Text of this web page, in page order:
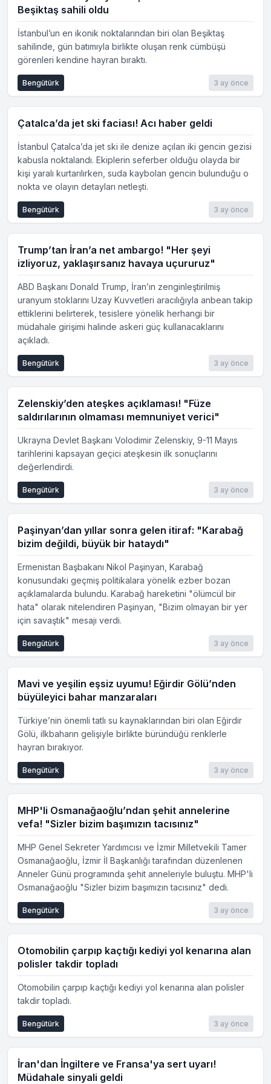
Beşiktaş sahili oldu
İstanbul’un en ikonik noktalarından biri olan Beşiktaş
sahilinde, gün batımıyla birlikte oluşan renk cümbüşü
görenleri kendine hayran bıraktı.
3 ay önce
Bengütürk
Çatalca’da jet ski faciası! Acı haber geldi
İstanbul Çatalca’da jet ski ile denize açılan iki gencin gezisi
kabusla noktalandı. Ekiplerin seferber olduğu olayda bir
kişi yaralı kurtarılırken, suda kaybolan gencin bulunduğu o
nokta ve olayın detayları netleşti.
3 ay önce
Bengütürk
Trump’tan İran’a net ambargo! "Her şeyi
izliyoruz, yaklaşırsanız havaya uçururuz"
ABD Başkanı Donald Trump, İran’ın zenginleştirilmiş
uranyum stoklarını Uzay Kuvvetleri aracılığıyla anbean takip
ettiklerini belirterek, tesislere yönelik herhangi bir
müdahale girişimi halinde askeri güç kullanacaklarını
açıkladı.
3 ay önce
Bengütürk
Zelenskiy’den ateşkes açıklaması! "Füze
saldırılarının olmaması memnuniyet verici"
Ukrayna Devlet Başkanı Volodimir Zelenskiy, 9-11 Mayıs
tarihlerini kapsayan geçici ateşkesin ilk sonuçlarını
değerlendirdi.
3 ay önce
Bengütürk
Paşinyan’dan yıllar sonra gelen itiraf: "Karabağ
bizim değildi, büyük bir hataydı"
Ermenistan Başbakanı Nikol Paşinyan, Karabağ
konusundaki geçmiş politikalara yönelik ezber bozan
açıklamalarda bulundu. Karabağ hareketini "ölümcül bir
hata" olarak nitelendiren Paşinyan, "Bizim olmayan bir yer
için savaştık" mesajı verdi.
3 ay önce
Bengütürk
Mavi ve yeşilin eşsiz uyumu! Eğirdir Gölü’nden
büyüleyici bahar manzaraları
Türkiye’nin önemli tatlı su kaynaklarından biri olan Eğirdir
Gölü, ilkbaharın gelişiyle birlikte büründüğü renklerle
hayran bırakıyor.
3 ay önce
Bengütürk
MHP'li Osmanağaoğlu’ndan şehit annelerine
vefa! "Sizler bizim başımızın tacısınız"
MHP Genel Sekreter Yardımcısı ve İzmir Milletvekili Tamer
Osmanağaoğlu, İzmir İl Başkanlığı tarafından düzenlenen
Anneler Günü programında şehit anneleriyle buluştu. MHP'li
Osmanağaoğlu "Sizler bizim başımızın tacısınız" dedi.
3 ay önce
Bengütürk
Otomobilin çarpıp kaçtığı kediyi yol kenarına alan
polisler takdir topladı
Otomobilin çarpıp kaçtığı kediyi yol kenarına alan polisler
takdir topladı.
3 ay önce
Bengütürk
İran'dan İngiltere ve Fransa'ya sert uyarı!
Müdahale sinyali geldi